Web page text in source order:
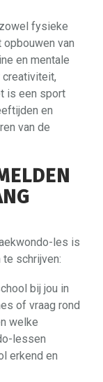
fysieke
van
en mentale
is een sport
en
van de
les is
schrijven:
bij jou in
of vraag rond
welke
lessen
erkend en